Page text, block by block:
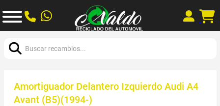
Amortiguador Delantero Izquierdo Audi A4
Avant (B5)(1994-)